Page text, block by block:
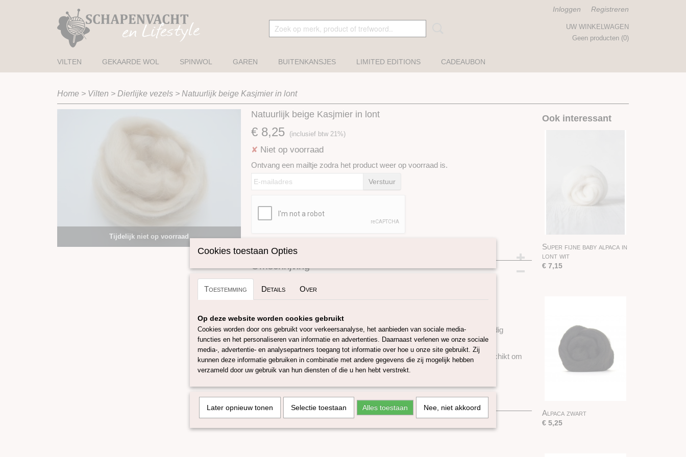
Inloggen Registreren
UW WINKELWAGEN
Geen producten (0)
VILTEN GEKAARDE WOL SPINWOL GAREN BUITENKANSJES LIMITED EDITIONS CADEAUBON
Home > Vilten > Dierlijke vezels > Natuurlijk beige Kasjmier in lont
Tijdelijk niet op voorraad
Natuurlijk beige Kasjmier in lont
€ 8,25 (inclusief btw 21%)
✘ Niet op voorraad
Ontvang een mailtje zodra het product weer op voorraad is.
Verstuur
Specificaties
Omschrijving
Onze Kasjmier is afkomstig van de Kasjmirgeit uit Mongolië en is zorgvuldig
geselecteerd.
Kasjmier kun je gebruiken om mee te naald / natvilten maar ook zeer geschikt om
mee te spinnen of te weven.
Verpakt per 25 gram/ ongeveer 1 meter.
Ook interessant
Super fijne baby alpaca in
lont wit
€ 7,15
Alpaca zwart
€ 5,25
Cookies toestaan Opties
Toestemming Details Over
Op deze website worden cookies gebruikt
Cookies worden door ons gebruikt voor verkeersanalyse, het aanbieden van sociale media-
functies en het personaliseren van informatie en advertenties. Daarnaast verlenen we onze sociale
media-, advertentie- en analysepartners toegang tot informatie over hoe u onze site gebruikt. Zij
kunnen deze informatie gebruiken in combinatie met andere gegevens die zij mogelijk hebben
verzameld door uw gebruik van hun diensten of die u hen hebt verstrekt.
Later opnieuw tonen Selectie toestaan Alles toestaan Nee, niet akkoord